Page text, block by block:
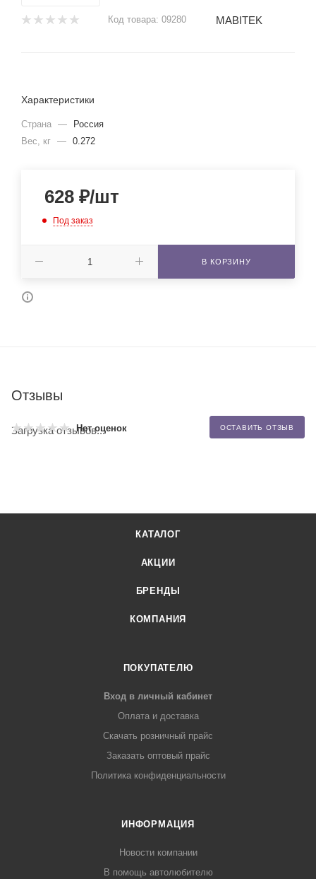
Код товара: 09280 MABITEK
Характеристики
Страна —
Россия
Вес, кг — 0.272
628 ₽/шт
Под заказ
В КОРЗИНУ
Отзывы
Нет оценок ОСТАВИТЬ ОТЗЫВ
Загрузка отзывов...
КАТАЛОГ
АКЦИИ
БРЕНДЫ
КОМПАНИЯ
ПОКУПАТЕЛЮ
Вход в личный кабинет
Оплата и доставка
Скачать розничный прайс
Заказать оптовый прайс
Политика конфиденциальности
ИНФОРМАЦИЯ
Новости компании
В помощь автолюбителю